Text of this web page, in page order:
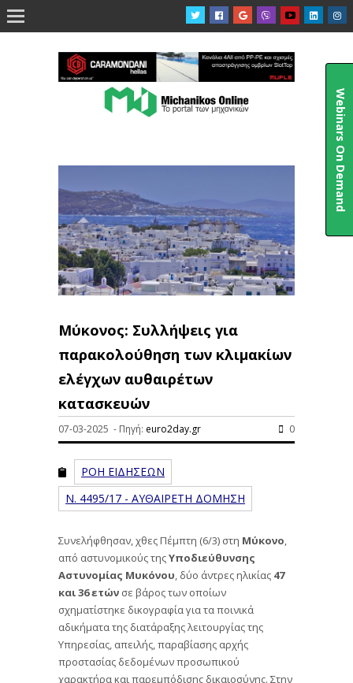

Μύκονος: Συλλήψεις για
παρακολούθηση των κλιμακίων
ελέγχων αυθαιρέτων
κατασκευών
07-03-2025 - Πηγή: euro2day.gr 0
ΡΟΗ ΕΙΔΗΣΕΩΝ
Ν. 4495/17 - ΑΥΘΑΙΡΕΤΗ ΔΟΜΗΣΗ
Συνελήφθησαν, χθες Πέμπτη (6/3) στη Μύκονο,
από αστυνομικούς τηςΥποδιεύθυνσης
Αστυνομίας Μυκόνου, δύο άντρες ηλικίας 47
και 36 ετών σε βάρος των οποίων
σχηματίστηκε δικογραφία για τα ποινικά
αδικήματα της διατάραξης λειτουργίας της
Υπηρεσίας, απειλής, παραβίασης αρχής
προστασίας δεδομένων προσωπικού
χαρακτήρα και παρεμπόδισης δικαιοσύνης. Στην
Webinars On Demand